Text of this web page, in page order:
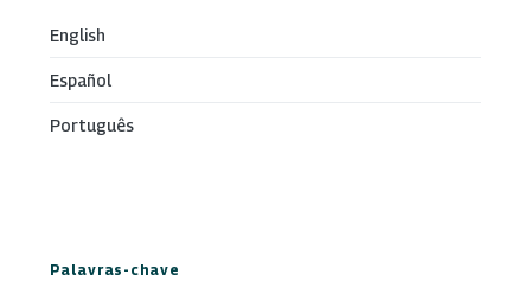
English
Español
Português
Palavras-chave